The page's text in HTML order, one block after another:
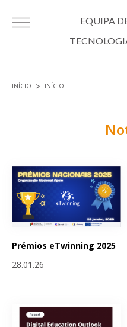
EQUIPA
INÍCIO INÍCIO
Prémios eTwinning 2025
28.01.26
Páginas